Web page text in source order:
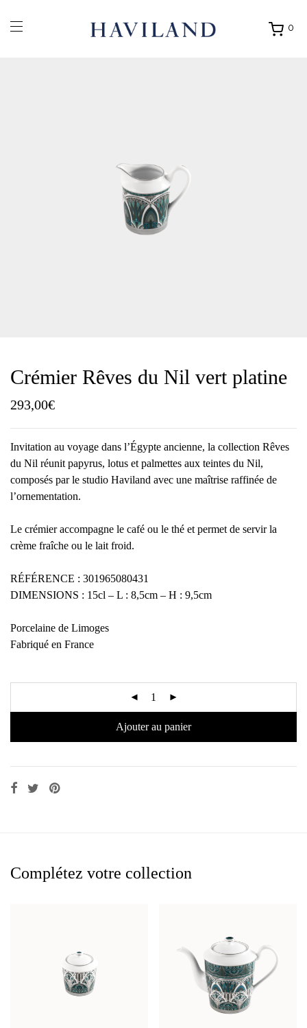
0
Ouvrir
Crémier Rêves du Nil vert platine
293,00€
Invitation au voyage dans l’Égypte ancienne, la collection Rêves
du Nil réunit papyrus, lotus et palmettes aux teintes du Nil,
composés par le studio Haviland avec une maîtrise raffinée de
l’ornementation.
Le crémier accompagne le café ou le thé et permet de servir la
crème fraîche ou le lait froid.
RÉFÉRENCE : 301965080431
DIMENSIONS : 15cl – L : 8,5cm – H : 9,5cm
Porcelaine de Limoges
Fabriqué en France
Ajouter au panier
Complétez votre collection